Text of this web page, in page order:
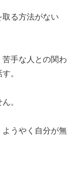
る方法がない
手な人との関わ
。
。
うやく自分が無